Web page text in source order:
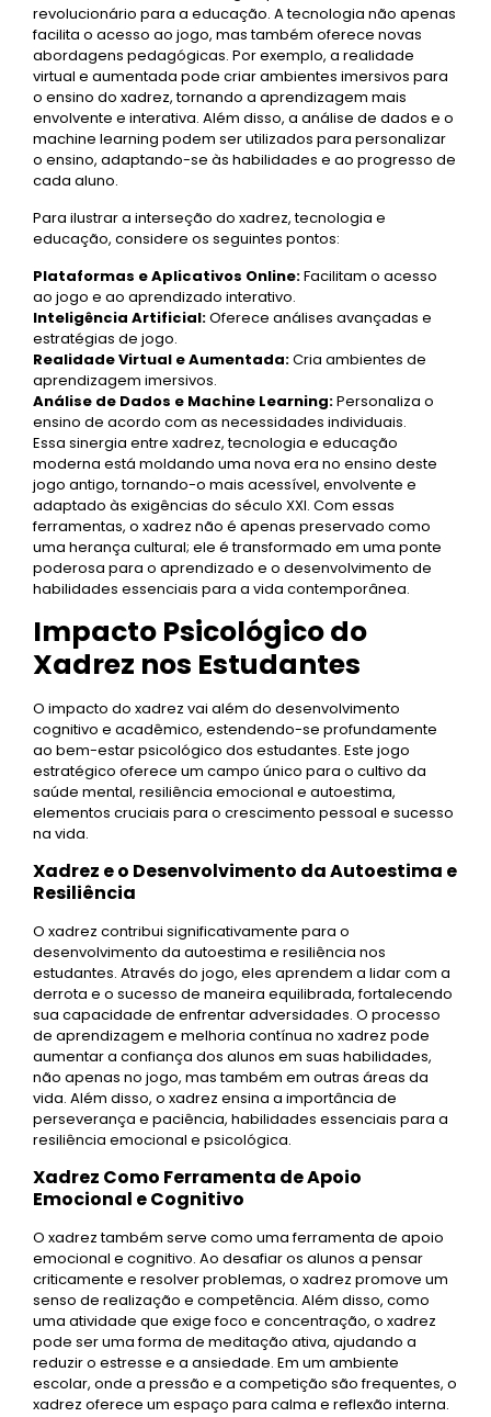
revolucionário para a educação. A tecnologia não apenas
facilita o acesso ao jogo, mas também oferece novas
abordagens pedagógicas. Por exemplo, a realidade
virtual e aumentada pode criar ambientes imersivos para
o ensino do xadrez, tornando a aprendizagem mais
envolvente e interativa. Além disso, a análise de dados e o
machine learning podem ser utilizados para personalizar
o ensino, adaptando-se às habilidades e ao progresso de
cada aluno.
Para ilustrar a interseção do xadrez, tecnologia e
educação, considere os seguintes pontos:
Plataformas e Aplicativos Online:Facilitam o acesso
ao jogo e ao aprendizado interativo.
Inteligência Artificial:Oferece análises avançadas e
estratégias de jogo.
Realidade Virtual e Aumentada:Cria ambientes de
aprendizagem imersivos.
Análise de Dados e Machine Learning:Personaliza o
ensino de acordo com as necessidades individuais.
Essa sinergia entre xadrez, tecnologia e educação
moderna está moldando uma nova era no ensino deste
jogo antigo, tornando-o mais acessível, envolvente e
adaptado às exigências do século XXI. Com essas
ferramentas, o xadrez não é apenas preservado como
uma herança cultural; ele é transformado em uma ponte
poderosa para o aprendizado e o desenvolvimento de
habilidades essenciais para a vida contemporânea.
Impacto Psicológico do
Xadrez nos Estudantes
O impacto do xadrez vai além do desenvolvimento
cognitivo e acadêmico, estendendo-se profundamente
ao bem-estar psicológico dos estudantes. Este jogo
estratégico oferece um campo único para o cultivo da
saúde mental, resiliência emocional e autoestima,
elementos cruciais para o crescimento pessoal e sucesso
na vida.
Xadrez e o Desenvolvimento da Autoestima e
Resiliência
O xadrez contribui significativamente para o
desenvolvimento da autoestima e resiliência nos
estudantes. Através do jogo, eles aprendem a lidar com a
derrota e o sucesso de maneira equilibrada, fortalecendo
sua capacidade de enfrentar adversidades. O processo
de aprendizagem e melhoria contínua no xadrez pode
aumentar a confiança dos alunos em suas habilidades,
não apenas no jogo, mas também em outras áreas da
vida. Além disso, o xadrez ensina a importância de
perseverança e paciência, habilidades essenciais para a
resiliência emocional e psicológica.
Xadrez Como Ferramenta de Apoio
Emocional e Cognitivo
O xadrez também serve como uma ferramenta de apoio
emocional e cognitivo. Ao desafiar os alunos a pensar
criticamente e resolver problemas, o xadrez promove um
senso de realização e competência. Além disso, como
uma atividade que exige foco e concentração, o xadrez
pode ser uma forma de meditação ativa, ajudando a
reduzir o estresse e a ansiedade. Em um ambiente
escolar, onde a pressão e a competição são frequentes, o
xadrez oferece um espaço para calma e reflexão interna.